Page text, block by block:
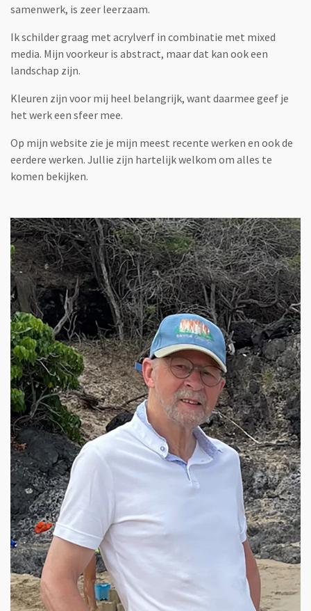
samenwerk, is zeer leerzaam.
Ik schilder graag met acrylverf in combinatie met mixed
media. Mijn voorkeur is abstract, maar dat kan ook een
landschap zijn.
Kleuren zijn voor mij heel belangrijk, want daarmee geef je
het werk een sfeer mee.
Op mijn website zie je mijn meest recente werken en ook de
eerdere werken. Jullie zijn hartelijk welkom om alles te
komen bekijken.